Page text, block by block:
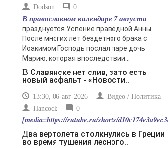
Dodson
0
В православном календаре 7 августа
празднуется Успение праведной Анны.
После многих лет бездетного брака с
Иоакимом Господь послал паре дочь
Марию, которая впоследствии...
В Славянске нет слив, зато есть
новый асфальт - «Новости..
13:30, 06-авг-2026
Видео / Политика
Hancock
0
[media=https://rutube.ru/shorts/
Два вертолета столкнулись в Греции
во время тушения лесного..